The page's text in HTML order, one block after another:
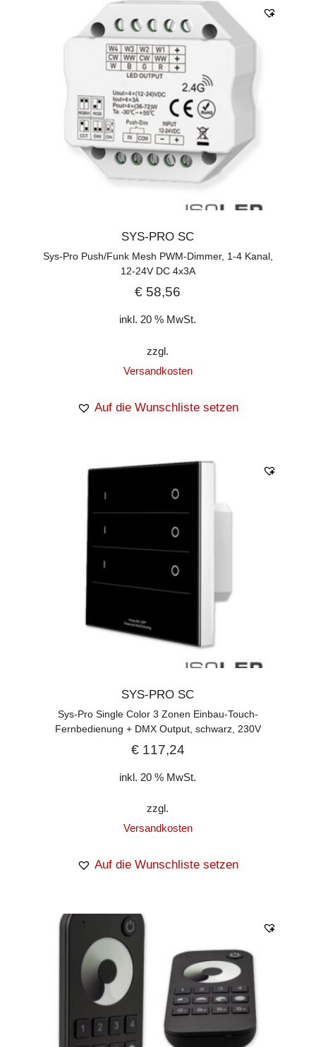
SYS-PRO SC
Sys-Pro Push/Funk Mesh PWM-Dimmer, 1-4 Kanal,
12-24V DC 4x3A
€ 58,56
inkl. 20 % MwSt.
zzgl.
Versandkosten
Auf die Wunschliste setzen
SYS-PRO SC
Sys-Pro Single Color 3 Zonen Einbau-Touch-
Fernbedienung + DMX Output, schwarz, 230V
€117,24
inkl. 20 % MwSt.
zzgl.
Versandkosten
Auf die Wunschliste setzen